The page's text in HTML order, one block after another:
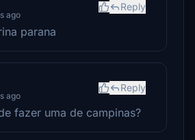
ago
Reply
parana
ago
Reply
fazer uma de campinas?